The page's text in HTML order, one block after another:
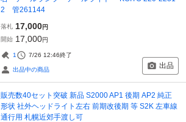
2 管261144
落札 17,000円
開始 17,000円
1 7/26 12:46終了
出品中の商品 出品
販売数40セット突破 新品 S2000 AP1 後期 AP2 純正
形状 社外ヘッドライト左右 前期改後期 等 S2K 左車線
通行用 札幌近郊手渡し可